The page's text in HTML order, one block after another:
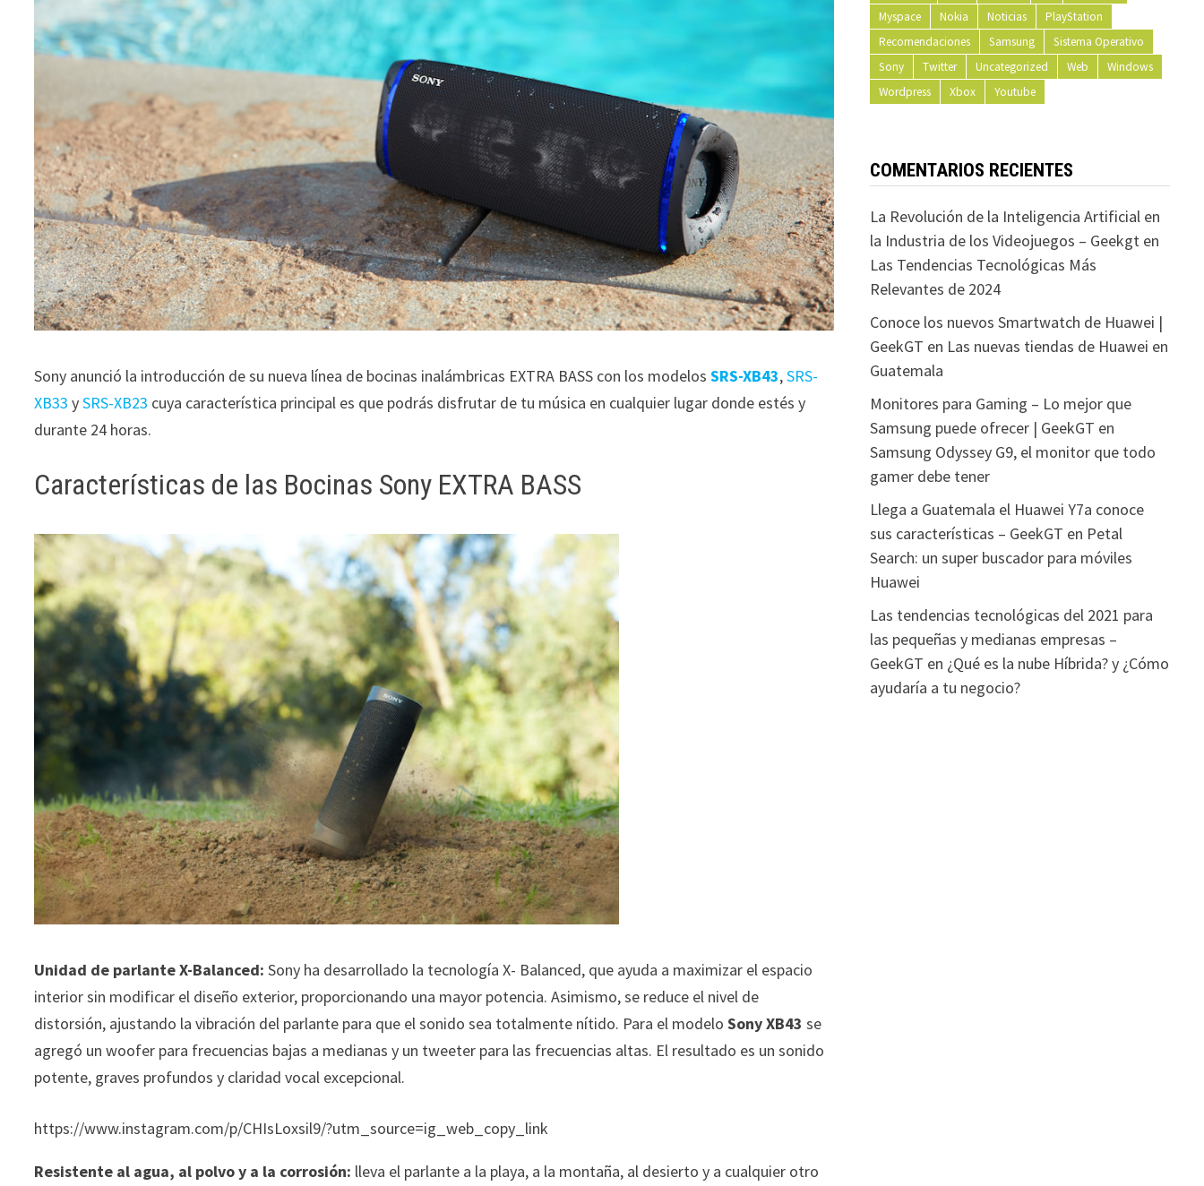
Sony anunció la introducción de su nueva línea de bocinas inalámbricas EXTRA BASS con los modelosSRS-XB43,SRS-
XB33 ySRS-XB23 cuya característica principal es que podrás disfrutar de tu música en cualquier lugar donde estés y
durante 24 horas.
Características de las Bocinas Sony EXTRA BASS
Unidad de parlante X-Balanced:Sony ha desarrollado la tecnología X- Balanced, que ayuda a maximizar el espacio
interior sin modificar el diseño exterior, proporcionando una mayor potencia. Asimismo, se reduce el nivel de
distorsión, ajustando la vibración del parlante para que el sonido sea totalmente nítido. Para el modeloSony XB43 se
agregó un woofer para frecuencias bajas a medianas y un tweeter para las frecuencias altas. El resultado es un sonido
potente, graves profundos y claridad vocal excepcional.
https://www.instagram.com/p/CHIsLoxsil9/?utm_source=ig_web_copy_link
Resistente al agua, al polvo y a la corrosión: lleva el parlante a la playa, a la montaña, al desierto y a cualquier otro
Myspace
Nokia Noticias
PlayStation
Recomendaciones
Samsung
Sistema Operativo
Sony
Twitter Uncategorized Web
Windows
Wordpress
Xbox Youtube
COMENTARIOS RECIENTES
La Revolución de la Inteligencia Artificial en
la Industria de los Videojuegos – Geekgten
Las Tendencias Tecnológicas Más
Relevantes de 2024
Conoce los nuevos Smartwatch de Huawei |
GeekGT en Las nuevas tiendas de Huawei en
Guatemala
Monitores para Gaming – Lo mejor que
Samsung puede ofrecer | GeekGT en
Samsung Odyssey G9, el monitor que todo
gamer debe tener
Llega a Guatemala el Huawei Y7a conoce
sus características – GeekGT en Petal
Search: un super buscador para móviles
Huawei
Las tendencias tecnológicas del 2021 para
las pequeñas y medianas empresas –
GeekGT en ¿Qué es la nube Híbrida? y ¿Cómo
ayudaría a tu negocio?